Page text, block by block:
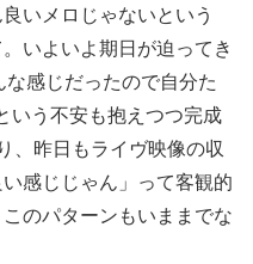
いメロじゃないという
いよいよ期日が迫ってき
感じだったので自分た
いう不安も抱えつつ完成
、昨日もライヴ映像の収
感じじゃん」って客観的
のパターンもいままでな